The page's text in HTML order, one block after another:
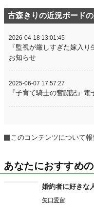
古森きりの近況ボード
2026-04-18 13:01:45
『監視が厳しすぎた嫁入
お知らせ
2025-06-07 17:57:27
『子育て騎士の奮闘記』
このコンテンツについて報
あなたにおすすめ
婚約者に好きな
矢口愛留